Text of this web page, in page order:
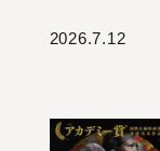
2026.7.12